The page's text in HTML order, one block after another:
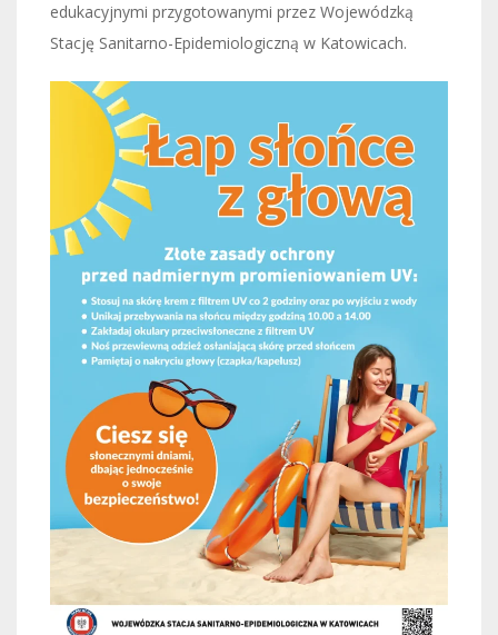
edukacyjnymi przygotowanymi przez Wojewódzką
Stację Sanitarno-Epidemiologiczną w Katowicach.